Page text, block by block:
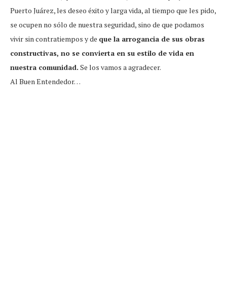
Puerto Juárez, les deseo éxito y larga vida, al tiempo que les pido,
se ocupen no sólo de nuestra seguridad, sino de que podamos
vivir sin contratiempos y de que la arrogancia de sus obras
constructivas, no se convierta en su estilo de vida en
nuestra comunidad. Se los vamos a agradecer.
Al Buen Entendedor…